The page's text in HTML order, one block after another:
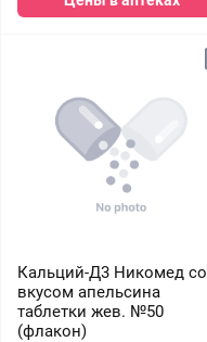
Кальций-Д3 Никомед со
вкусом апельсина
таблетки жев. №50
(флакон)